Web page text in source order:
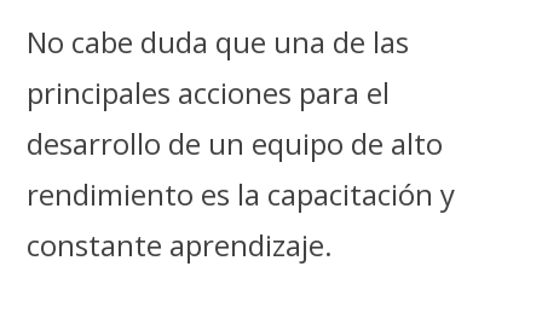
No cabe duda que una de las
principales acciones para el
desarrollo de un equipo de alto
rendimiento es la capacitación y
constante aprendizaje.